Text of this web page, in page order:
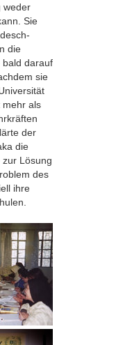
weder
Sie
die
bald darauf
sie
mehr als
der
die
Lösung
des
ihre